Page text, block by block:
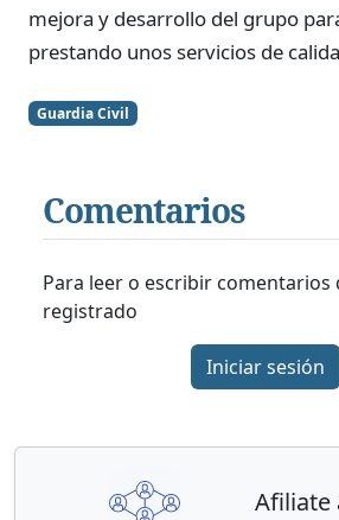
mejora y desarrollo del grupo
prestando unos servicios de
Guardia Civil
Comentarios
Para leer o escribir comentarios
registrado
Iniciar sesión
Afiliate